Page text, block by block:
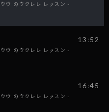
ウ のウクレレ レッスン -
ウ のウクレレ レッスン -
13:52
ウ のウクレレ レッスン -
16:45